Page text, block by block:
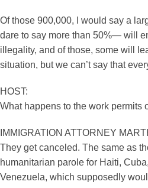
Of those 900,000, I would say a
dare to say more than 50%— will
illegality, and of those, some will
situation, but we can’t say that
HOST:
What happens to the work permits
IMMIGRATION ATTORNEY
They get canceled. The same as
humanitarian parole for Haiti,
Venezuela, which supposedly